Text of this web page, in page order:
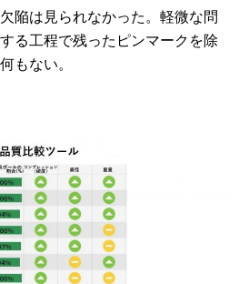
陥は見られなかった。軽微な問
る工程で残ったピンマークを除
もない。